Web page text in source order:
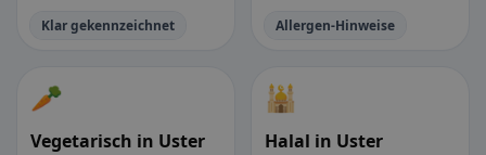
Klar gekennzeichnet Allergen-Hinweise
🥕
Vegetarisch in Uster
🕌
Halal in Uster